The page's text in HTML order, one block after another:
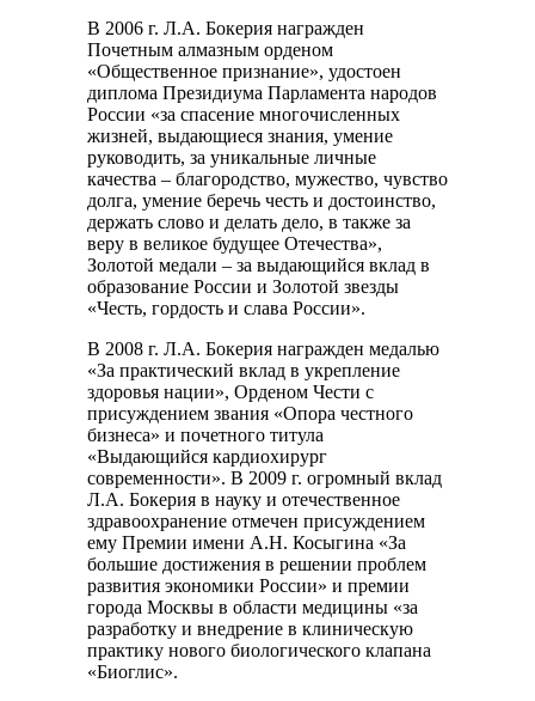
В 2006 г. Л.А. Бокерия награжден
Почетным алмазным орденом
«Общественное признание», удостоен
диплома Президиума Парламента народов
России «за спасение многочисленных
жизней, выдающиеся знания, умение
руководить, за уникальные личные
качества – благородство, мужество, чувство
долга, умение беречь честь и достоинство,
держать слово и делать дело, в также за
веру в великое будущее Отечества»,
Золотой медали – за выдающийся вклад в
образование России и Золотой звезды
«Честь, гордость и слава России».
В 2008 г. Л.А. Бокерия награжден медалью
«За практический вклад в укрепление
здоровья нации», Орденом Чести с
присуждением звания «Опора честного
бизнеса» и почетного титула
«Выдающийся кардиохирург
современности». В 2009 г. огромный вклад
Л.А. Бокерия в науку и отечественное
здравоохранение отмечен присуждением
ему Премии имени А.Н. Косыгина «За
большие достижения в решении проблем
развития экономики России» и премии
города Москвы в области медицины «за
разработку и внедрение в клиническую
практику нового биологического клапана
«Биоглис».